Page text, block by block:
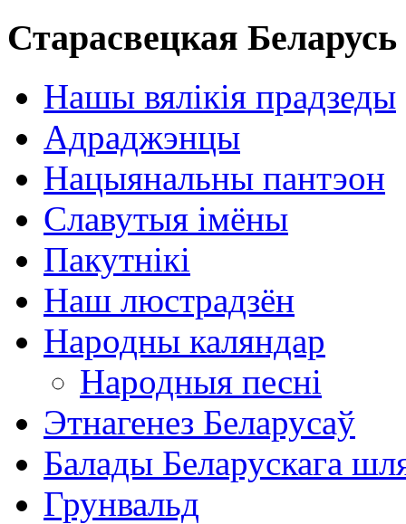
Старасвецкая Беларусь
Нашы вялікія прадзеды
Адраджэнцы
Нацыянальны пантэон
Славутыя імёны
Пакутнікі
Наш люстрадзён
Народны каляндар
Народныя песні
Этнагенез Беларусаў
Балады Беларускага
Грунвальд